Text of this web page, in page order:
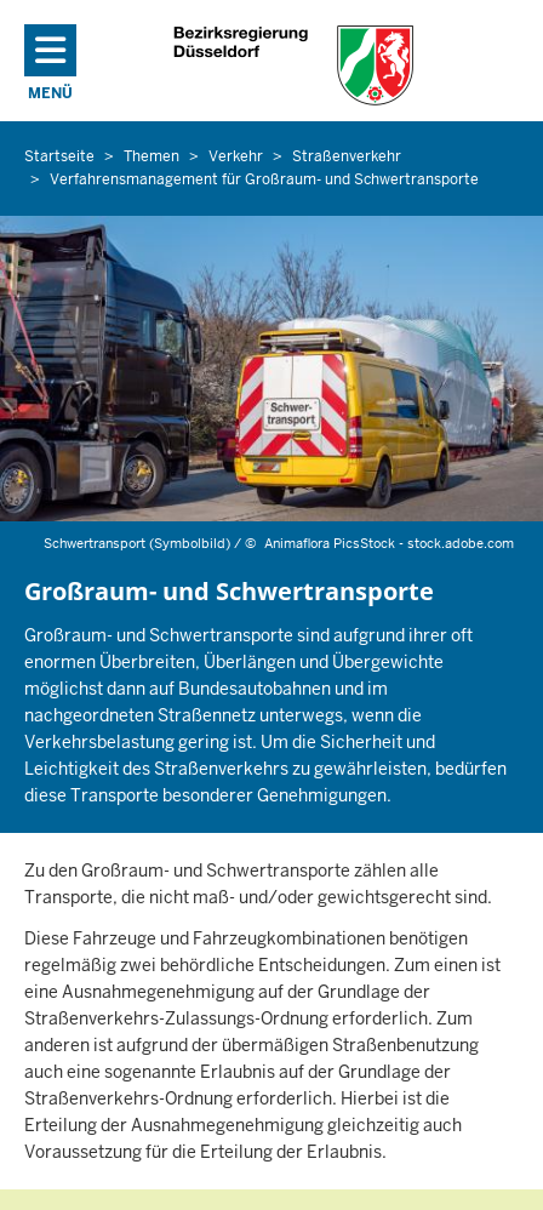
Direkt zum Inhalt
MENÜ
NAVIGATION AKTIVIEREN/DEAKTIVIEREN: HAUPTMENÜ
Sie
befinden
sich
hier
Startseite Themen Verkehr
Straßenverkehr
Verfahrensmanagement für Großraum- und Schwertransporte
Schwertransport (Symbolbild) /© Animaflora PicsStock - stock.adobe.com
Großraum- und Schwertransporte
Großraum- und Schwertransporte sind aufgrund ihrer oft
enormen Überbreiten, Überlängen und Übergewichte
möglichst dann auf Bundesautobahnen und im
nachgeordneten Straßennetz unterwegs, wenn die
Verkehrsbelastung gering ist. Um die Sicherheit und
Leichtigkeit des Straßenverkehrs zu gewährleisten, bedürfen
diese Transporte besonderer Genehmigungen.
Zu den Großraum- und Schwertransporte zählen alle
Transporte, die nicht maß- und/oder gewichtsgerecht sind.
Diese Fahrzeuge und Fahrzeugkombinationen benötigen
regelmäßig zwei behördliche Entscheidungen. Zum einen ist
eine Ausnahmegenehmigung auf der Grundlage der
Straßenverkehrs-Zulassungs-Ordnung erforderlich. Zum
anderen ist aufgrund der übermäßigen Straßenbenutzung
auch eine sogenannte Erlaubnis auf der Grundlage der
Straßenverkehrs-Ordnung erforderlich. Hierbei ist die
Erteilung der Ausnahmegenehmigung gleichzeitig auch
Voraussetzung für die Erteilung der Erlaubnis.